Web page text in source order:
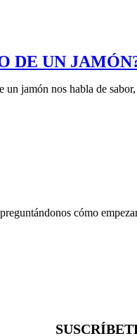
DE UN
un jamón nos habla de
cómo